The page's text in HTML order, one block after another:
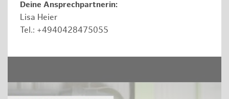
Deine Ansprechpartnerin:
Lisa Heier
Tel.: +4940428475055